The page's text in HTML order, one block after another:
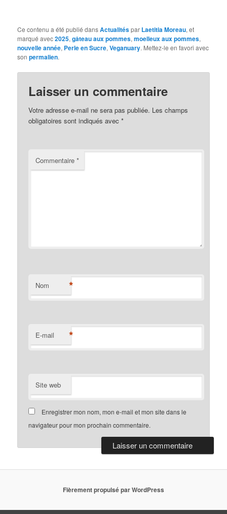
Ce contenu a été publié dansActualitéspar Laetitia Moreau, et
marqué avec2025,gâteau aux pommes,moelleux aux pommes,
nouvelle année, Perle en Sucre,Veganuary. Mettez-le en favori avec
sonpermalien.
Laisser un commentaire
Votre adresse e-mail ne sera pas publiée. Les champs
obligatoires sont indiqués avec*
Commentaire*
Nom *
E-mail *
Site web
Enregistrer mon nom, mon e-mail et mon site dans le
navigateur pour mon prochain commentaire.
Fièrement propulsé par WordPress